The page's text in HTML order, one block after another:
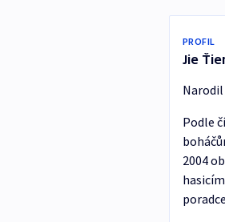
PROFIL
Jie
Narodil
Podle
2004